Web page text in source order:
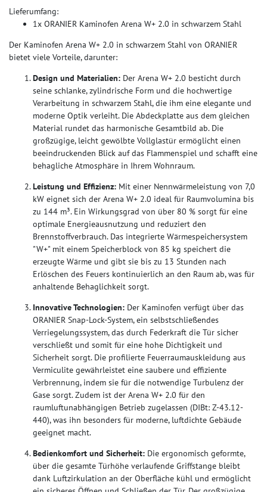
Lieferumfang:
1x ORANIER Kaminofen Arena W+ 2.0 in schwarzem Stahl
Der Kaminofen Arena W+ 2.0 in schwarzem Stahl von ORANIER
bietet viele Vorteile, darunter:
Design und Materialien: Der Arena W+ 2.0 besticht durch
seine schlanke, zylindrische Form und die hochwertige
Verarbeitung in schwarzem Stahl, die ihm eine elegante und
moderne Optik verleiht. Die Abdeckplatte aus dem gleichen
Material rundet das harmonische Gesamtbild ab. Die
großzügige, leicht gewölbte Vollglastür ermöglicht einen
beeindruckenden Blick auf das Flammenspiel und schafft eine
behagliche Atmosphäre in Ihrem Wohnraum.
Leistung und Effizienz: Mit einer Nennwärmeleistung von 7,0
kW eignet sich der Arena W+ 2.0 ideal für Raumvolumina bis
zu 144 m³. Ein Wirkungsgrad von über 80 % sorgt für eine
optimale Energieausnutzung und reduziert den
Brennstoffverbrauch. Das integrierte Wärmespeichersystem
"W+" mit einem Speicherblock von 85 kg speichert die
erzeugte Wärme und gibt sie bis zu 13 Stunden nach
Erlöschen des Feuers kontinuierlich an den Raum ab, was für
anhaltende Behaglichkeit sorgt.
Innovative Technologien: Der Kaminofen verfügt über das
ORANIER Snap-Lock-System, ein selbstschließendes
Verriegelungssystem, das durch Federkraft die Tür sicher
verschließt und somit für eine hohe Dichtigkeit und
Sicherheit sorgt. Die profilierte Feuerraumauskleidung aus
Vermiculite gewährleistet eine saubere und effiziente
Verbrennung, indem sie für die notwendige Turbulenz der
Gase sorgt. Zudem ist der Arena W+ 2.0 für den
raumluftunabhängigen Betrieb zugelassen (DIBt: Z-43.12-
440), was ihn besonders für moderne, luftdichte Gebäude
geeignet macht.
Bedienkomfort und Sicherheit: Die ergonomisch geformte,
über die gesamte Türhöhe verlaufende Griffstange bleibt
dank Luftzirkulation an der Oberfläche kühl und ermöglicht